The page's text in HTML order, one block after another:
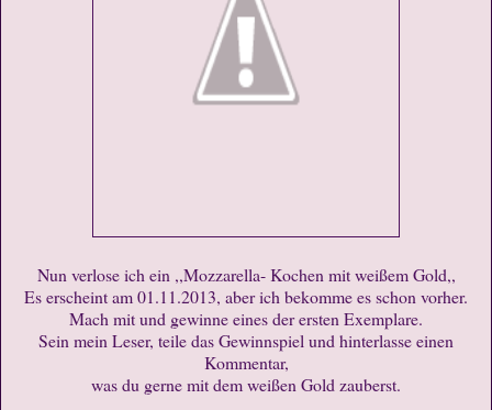
Nun verlose ich ein ,,Mozzarella- Kochen mit weißem Gold,,
Es erscheint am 01.11.2013, aber ich bekomme es schon vorher.
Mach mit und gewinne eines der ersten Exemplare.
Sein mein Leser, teile das Gewinnspiel und hinterlasse einen
Kommentar,
was du gerne mit dem weißen Gold zauberst.